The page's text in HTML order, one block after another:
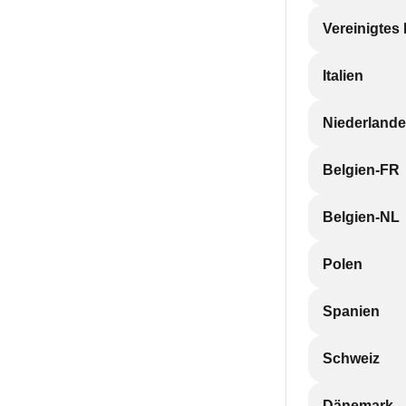
Vereinigtes
Italien
Niederlande
Belgien-FR
Belgien-NL
Polen
Spanien
Schweiz